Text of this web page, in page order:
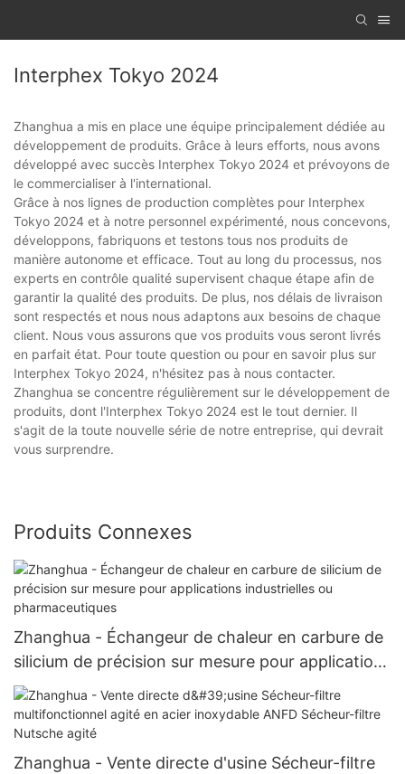
Interphex Tokyo 2024
Zhanghua a mis en place une équipe principalement dédiée au
développement de produits. Grâce à leurs efforts, nous avons
développé avec succès Interphex Tokyo 2024 et prévoyons de
le commercialiser à l'international.
Grâce à nos lignes de production complètes pour Interphex
Tokyo 2024 et à notre personnel expérimenté, nous concevons,
développons, fabriquons et testons tous nos produits de
manière autonome et efficace. Tout au long du processus, nos
experts en contrôle qualité supervisent chaque étape afin de
garantir la qualité des produits. De plus, nos délais de livraison
sont respectés et nous nous adaptons aux besoins de chaque
client. Nous vous assurons que vos produits vous seront livrés
en parfait état. Pour toute question ou pour en savoir plus sur
Interphex Tokyo 2024, n'hésitez pas à nous contacter.
Zhanghua se concentre régulièrement sur le développement de
produits, dont l'Interphex Tokyo 2024 est le tout dernier. Il
s'agit de la toute nouvelle série de notre entreprise, qui devrait
vous surprendre.
Produits Connexes
Zhanghua - Échangeur de chaleur en carbure de
silicium de précision sur mesure pour applications
industrielles ou pharmaceutiques
Zhanghua - Vente directe d'usine Sécheur-filtre